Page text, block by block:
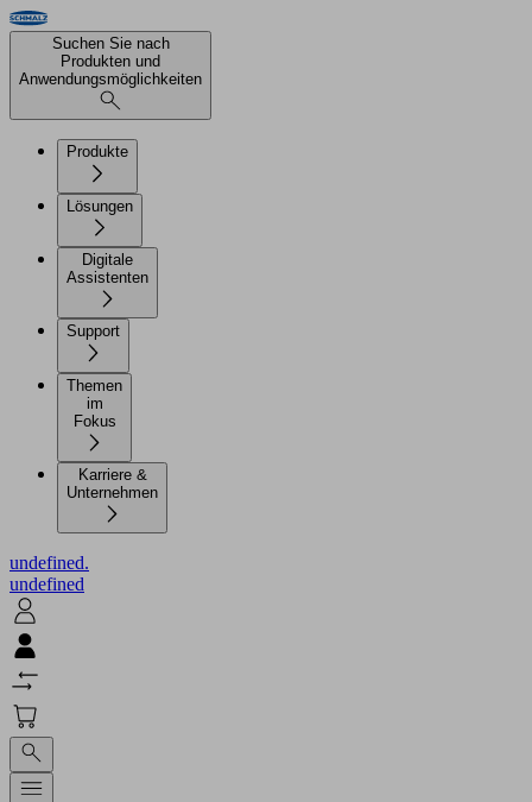
Suchen Sie nach
Produkten und
Anwendungsmöglichkeiten
Produkte
Lösungen
Digitale
Assistenten
Support
Themen
im
Karriere &
Unternehmen
undefined.
undefined